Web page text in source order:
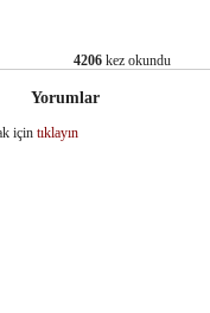
4206kez okundu
Yorumlar
için tıklayın